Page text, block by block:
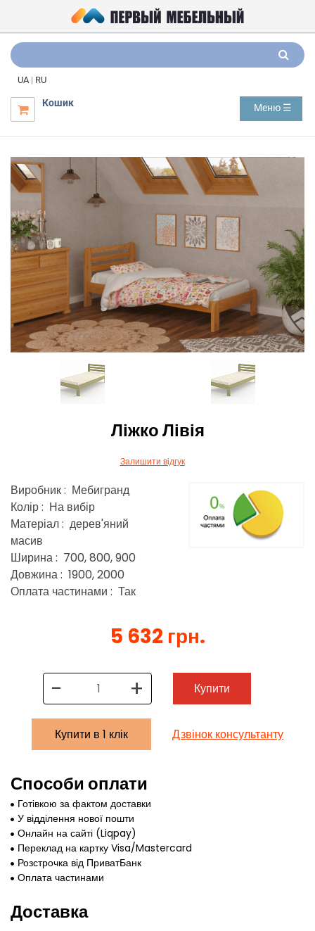
UA | RU

Кошик Меню ☰
Ліжко Лівія
Залишити відгук
Виробник : Мебигранд
Колір : На вибір
Матеріал : дерев'яний
масив
Ширина : 700, 800, 900
Довжина : 1900, 2000
Оплата частинами : Так
5 632 грн.
- + Купити
Купити в 1 клік Дзвінок консультанту
Способи оплати
Готівкою за фактом доставки
У відділення нової пошти
Онлайн на сайті (Liqpay)
Переклад на картку Visa/Mastercard
Розстрочка від ПриватБанк
Оплата частинами
Доставка